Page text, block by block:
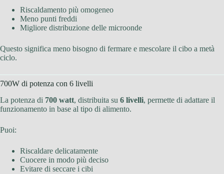
Riscaldamento più omogeneo
Meno punti freddi
Migliore distribuzione delle microonde
Questo significa meno bisogno di fermare e mescolare il cibo a metà
ciclo.
700W di potenza con 6 livelli
La potenza di 700 watt, distribuita su 6 livelli, permette di adattare il
funzionamento in base al tipo di alimento.
Puoi:
Riscaldare delicatamente
Cuocere in modo più deciso
Evitare di seccare i cibi